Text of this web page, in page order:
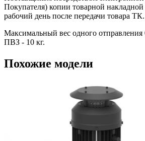
Покупателя) копии товарной
рабочий день после передачи товара ТК.
Максимальный вес одного
ПВЗ - 10 кг.
Похожие модели